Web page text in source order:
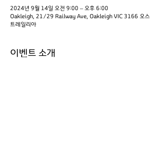
2024년 9월 14일 오전 9:00 – 오후 6:00
Oakleigh, 21/29 Railway Ave, Oakleigh VIC 3166 오스
트레일리아
이벤트 소개